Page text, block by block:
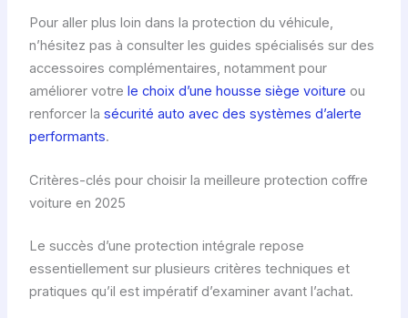
Pour aller plus loin dans la protection du véhicule,
n’hésitez pas à consulter les guides spécialisés sur des
accessoires complémentaires, notamment pour
améliorer votre le choix d’une housse siège voiture ou
renforcer la sécurité auto avec des systèmes d’alerte
performants.
Critères-clés pour choisir la meilleure protection coffre
voiture en 2025
Le succès d’une protection intégrale repose
essentiellement sur plusieurs critères techniques et
pratiques qu’il est impératif d’examiner avant l’achat.